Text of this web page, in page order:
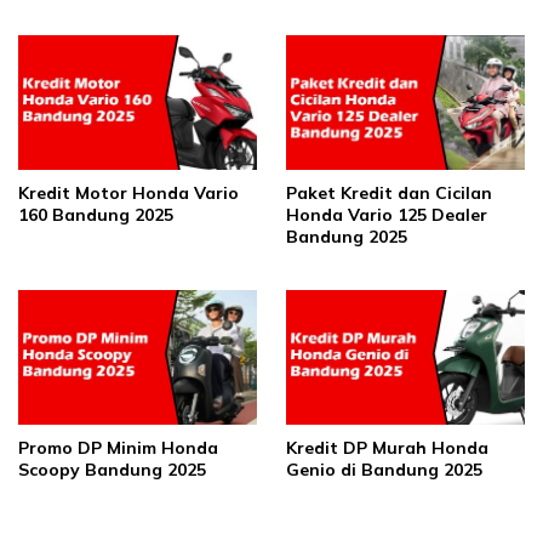
Kredit Motor Honda Vario
160 Bandung 2025
Paket Kredit dan Cicilan
Honda Vario 125 Dealer
Bandung 2025
Promo DP Minim Honda
Scoopy Bandung 2025
Kredit DP Murah Honda
Genio di Bandung 2025